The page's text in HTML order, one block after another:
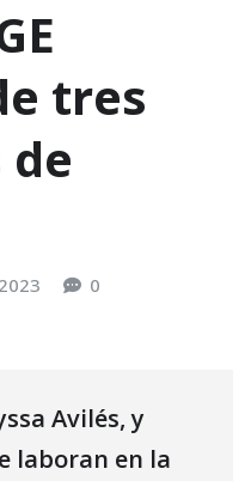
tres
0
Avilés, y
laboran en la